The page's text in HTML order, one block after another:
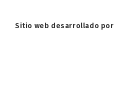
Sitio web desarrollado por